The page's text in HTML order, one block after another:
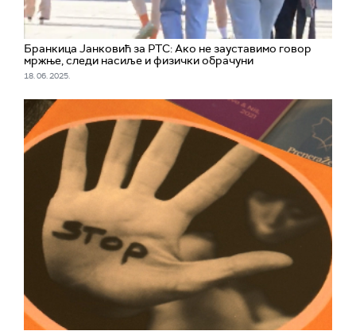
Бранкица Јанковић за РТС: Ако не зауставимо говор
мржње, следи насиље и физички обрачуни
18. 06. 2025.